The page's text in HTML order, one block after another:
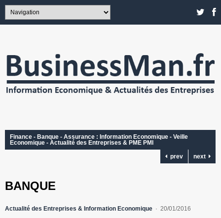
Finance - Banque - Assurance : Information Economique - Veille
Economique - Actualité des Entreprises & PME PMI
prev
next
BANQUE
Actualité des Entreprises & Information Economique 20/01/2016